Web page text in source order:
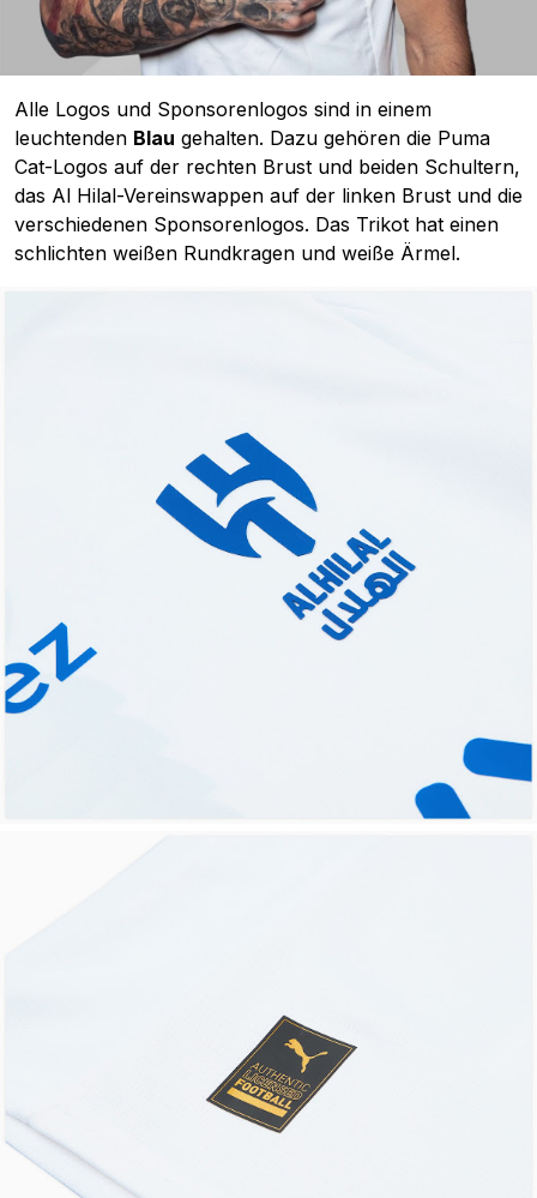
Alle Logos und Sponsorenlogos sind in einem
leuchtenden Blau gehalten. Dazu gehören die Puma
Cat-Logos auf der rechten Brust und beiden Schultern,
das Al Hilal-Vereinswappen auf der linken Brust und die
verschiedenen Sponsorenlogos. Das Trikot hat einen
schlichten weißen Rundkragen und weiße Ärmel.